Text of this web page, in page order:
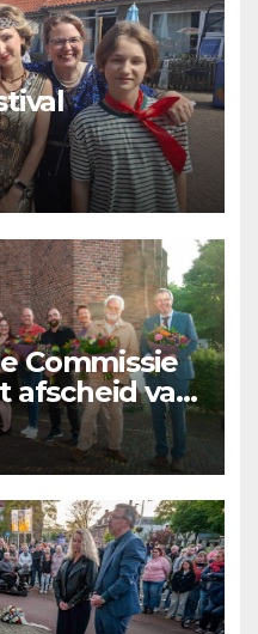
Commissie
afscheid van